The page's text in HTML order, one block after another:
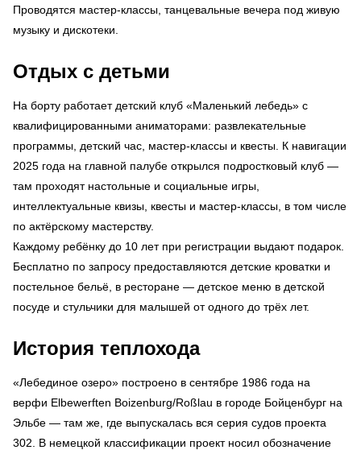
Проводятся мастер-классы, танцевальные вечера под живую
музыку и дискотеки.
Отдых с детьми
На борту работает детский клуб «Маленький лебедь» с
квалифицированными аниматорами: развлекательные
программы, детский час, мастер-классы и квесты. К навигации
2025 года на главной палубе открылся подростковый клуб —
там проходят настольные и социальные игры,
интеллектуальные квизы, квесты и мастер-классы, в том числе
по актёрскому мастерству.
Каждому ребёнку до 10 лет при регистрации выдают подарок.
Бесплатно по запросу предоставляются детские кроватки и
постельное бельё, в ресторане — детское меню в детской
посуде и стульчики для малышей от одного до трёх лет.
История теплохода
«Лебединое озеро» построено в сентябре 1986 года на
верфи Elbewerften Boizenburg/Roßlau в городе Бойценбург на
Эльбе — там же, где выпускалась вся серия судов проекта
302. В немецкой классификации проект носил обозначение